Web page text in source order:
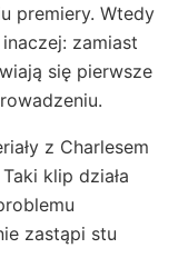
premiery. Wtedy
zamiast
się pierwsze
z Charlesem
klip działa
zastąpi stu